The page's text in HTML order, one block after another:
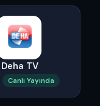
Deha TV
Canlı Yayında